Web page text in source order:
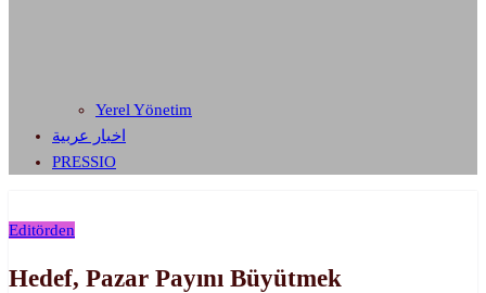
Yerel Yönetim
اخبار عربية
PRESSIO
Editörden
Hedef, Pazar Payını Büyütmek